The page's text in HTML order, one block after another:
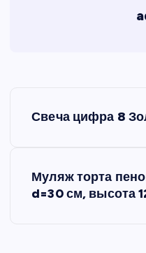
Свеча цифра 8
Муляж торта
d=30 см, высота